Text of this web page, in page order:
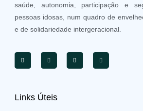
saúde, autonomia, participação e
pessoas idosas, num quadro de
e de solidariedade intergeracional.
Links Úteis